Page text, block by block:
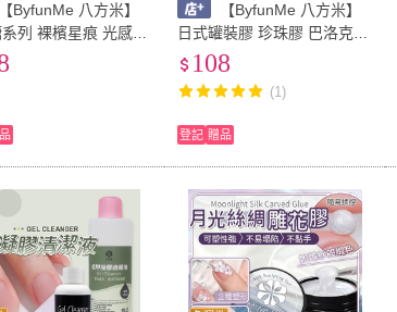
【ByfunMe 八方米】
列 裸檳星痕 光感貓
色貓眼 人氣貓眼膠美
【ByfunMe 八方米】
日式罐裝膠 珍珠膠 巴洛克珍
珠 螺紋珍珠美甲凝膠美甲材
108
(1)
登記 贈品